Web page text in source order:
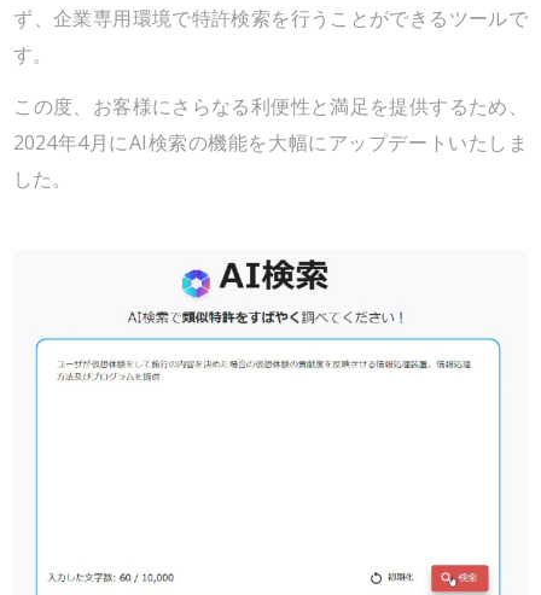
ず、企業専用環境で特許検索を行うことができるツールで
す。
この度、お客様にさらなる利便性と満足を提供するため、
2024年4月にAI検索の機能を大幅にアップデートいたしま
した。